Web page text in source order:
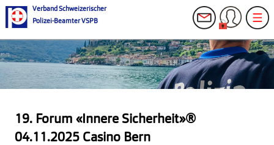
Verband Schweizerischer
Polizei-Beamter VSPB
19. Forum «Innere Sicherheit»®
04.11.2025 Casino Bern